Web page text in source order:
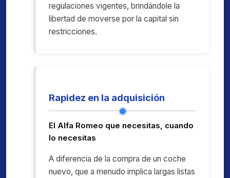
regulaciones vigentes, brindándole la
libertad de moverse por la capital sin
restricciones.
Rapidez en la adquisición
El Alfa Romeo que necesitas, cuando
lo necesitas
A diferencia de la compra de un coche
nuevo, que a menudo implica largas listas